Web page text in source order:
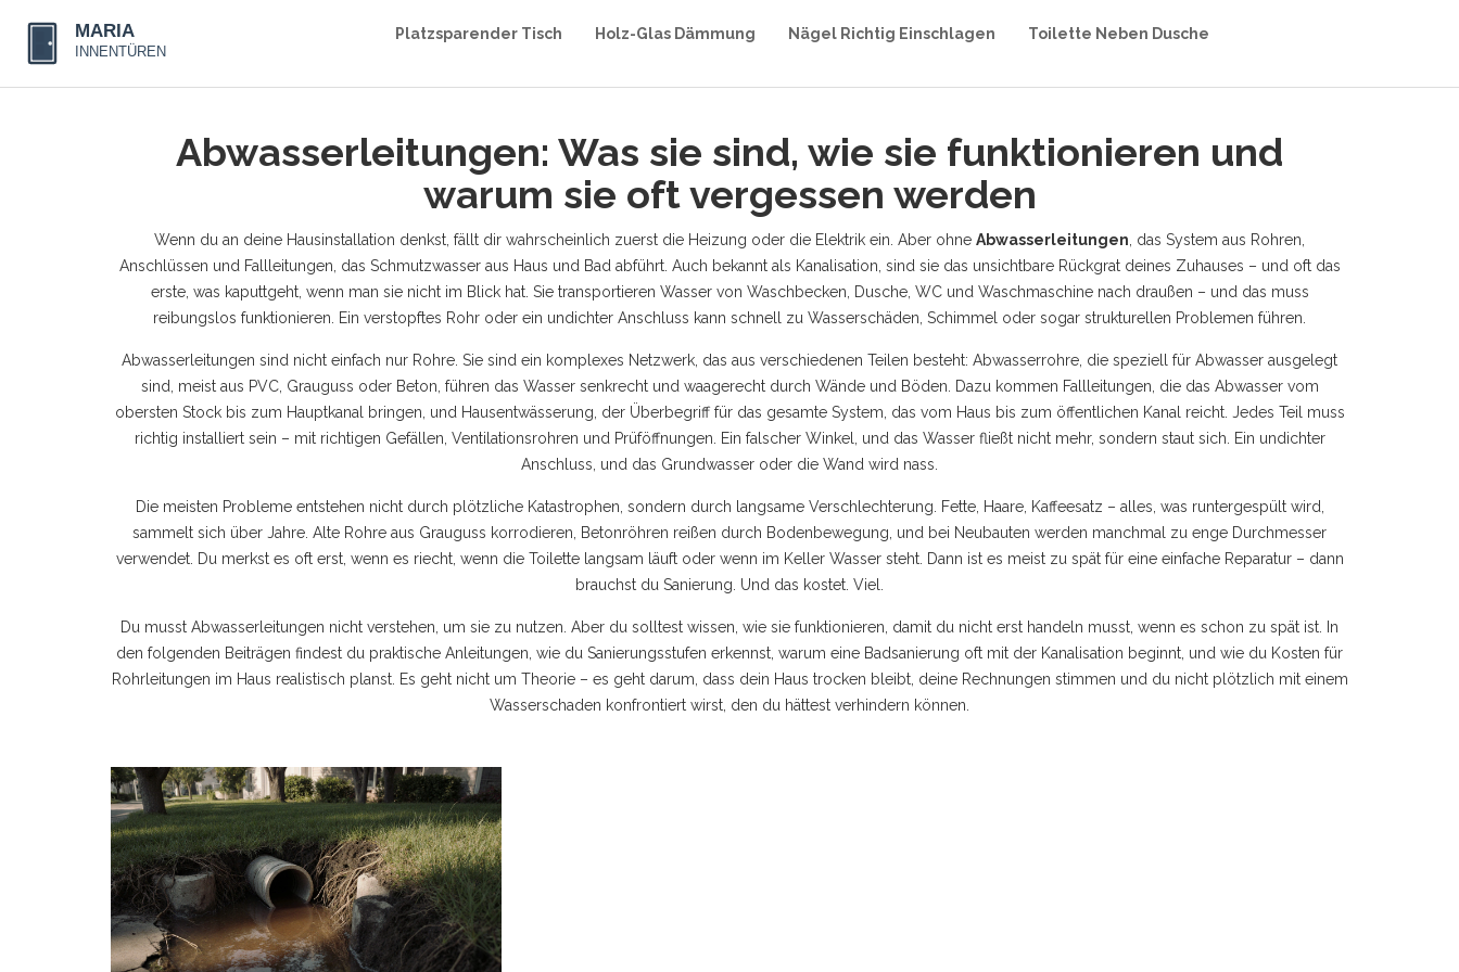
Platzsparender Tisch Holz-Glas Dämmung Nägel Richtig Einschlagen Toilette Neben Dusche
Abwasserleitungen: Was sie sind, wie sie funktionieren und
warum sie oft vergessen werden
Wenn du an deine Hausinstallation denkst, fällt dir wahrscheinlich zuerst die Heizung oder die Elektrik ein. Aber ohne Abwasserleitungen das System aus Rohren,
Anschlüssen und Fallleitungen, das Schmutzwasser aus Haus und Bad abführt. Auch bekannt als Kanalisation , sind sie das unsichtbare Rückgrat deines Zuhauses – und oft das
erste, was kaputtgeht, wenn man sie nicht im Blick hat. Sie transportieren Wasser von Waschbecken, Dusche, WC und Waschmaschine nach draußen – und das muss
reibungslos funktionieren. Ein verstopftes Rohr oder ein undichter Anschluss kann schnell zu Wasserschäden, Schimmel oder sogar strukturellen Problemen führen.
Abwasserleitungen sind nicht einfach nur Rohre. Sie sind ein komplexes Netzwerk, das aus verschiedenen Teilen besteht: Abwasserrohre die speziell für Abwasser ausgelegt
sind, meist aus PVC, Grauguss oder Beton , führen das Wasser senkrecht und waagerecht durch Wände und Böden. Dazu kommen Fallleitungen die das Abwasser vom
obersten Stock bis zum Hauptkanal bringen , und Hausentwässerung der Überbegriff für das gesamte System, das vom Haus bis zum öffentlichen Kanal reicht. Jedes Teil muss
richtig installiert sein – mit richtigen Gefällen, Ventilationsrohren und Prüföffnungen. Ein falscher Winkel, und das Wasser fließt nicht mehr, sondern staut sich. Ein undichter
Anschluss, und das Grundwasser oder die Wand wird nass.
Die meisten Probleme entstehen nicht durch plötzliche Katastrophen, sondern durch langsame Verschlechterung. Fette, Haare, Kaffeesatz – alles, was runtergespült wird,
sammelt sich über Jahre. Alte Rohre aus Grauguss korrodieren, Betonröhren reißen durch Bodenbewegung, und bei Neubauten werden manchmal zu enge Durchmesser
verwendet. Du merkst es oft erst, wenn es riecht, wenn die Toilette langsam läuft oder wenn im Keller Wasser steht. Dann ist es meist zu spät für eine einfache Reparatur – dann
brauchst du Sanierung. Und das kostet. Viel.
Du musst Abwasserleitungen nicht verstehen, um sie zu nutzen. Aber du solltest wissen, wie sie funktionieren, damit du nicht erst handeln musst, wenn es schon zu spät ist. In
den folgenden Beiträgen findest du praktische Anleitungen, wie du Sanierungsstufen erkennst, warum eine Badsanierung oft mit der Kanalisation beginnt, und wie du Kosten für
Rohrleitungen im Haus realistisch planst. Es geht nicht um Theorie – es geht darum, dass dein Haus trocken bleibt, deine Rechnungen stimmen und du nicht plötzlich mit einem
Wasserschaden konfrontiert wirst, den du hättest verhindern können.